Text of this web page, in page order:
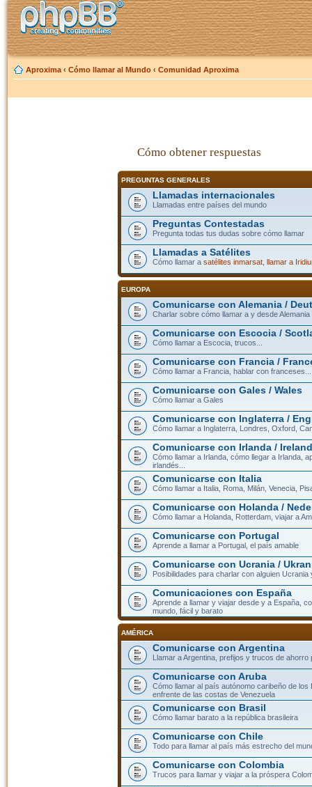
Aproxima ‹ Cómo llamar al Mundo ‹ Comunidad Aproxima
Cómo obtener respuestas
PREGUNTAS GENERALES
Llamadas internacionales
Llamadas entre países del mundo
Preguntas Contestadas
Pregunta todas tus dudas sobre cómo llamar
Llamadas a Satélites
Cómo llamar a satélites inmarsat, llamar a
EUROPA
Comunicarse con Alemania /
Charlar sobre cómo llamar a y desde Alemania
Comunicarse con Escocia /
Cómo llamar a Escocia, trucos...
Comunicarse con Francia /
Cómo llamar a Francia, hablar con franceses...
Comunicarse con Gales / Wales
Cómo llamar a Gales
Comunicarse con Inglaterra /
Cómo llamar a Inglaterra, Londres, Oxford,
Comunicarse con Irlanda / Ireland
Cómo llamar a Irlanda, cómo llegar a Irlanda,
irlandés...
Comunicarse con Italia
Cómo llamar a Italia, Roma, Milán, Venecia,
Comunicarse con Holanda /
Cómo llamar a Holanda, Rotterdam, viajar a
Comunicarse con Portugal
Aprende a llamar a Portugal, el país amable
Comunicarse con Ucrania /
Posibilidades para charlar con alguien Ucrania
Comunicaciones con España
Aprende a llamar y viajar desde y a España,
mundo, fácil y barato
AMÉRICA
Comunicarse con Argentina
Llamar a Argentina, prefijos y trucos de ahorro
Comunicarse con Aruba
Cómo llamar al país autónomo caribeño de los
enfrente de las costas de Venezuela
Comunicarse con Brasil
Cómo llamar barato a la república brasileira
Comunicarse con Chile
Todo para llamar al país más estrecho del
Comunicarse con Colombia
Trucos para llamar y viajar a la próspera